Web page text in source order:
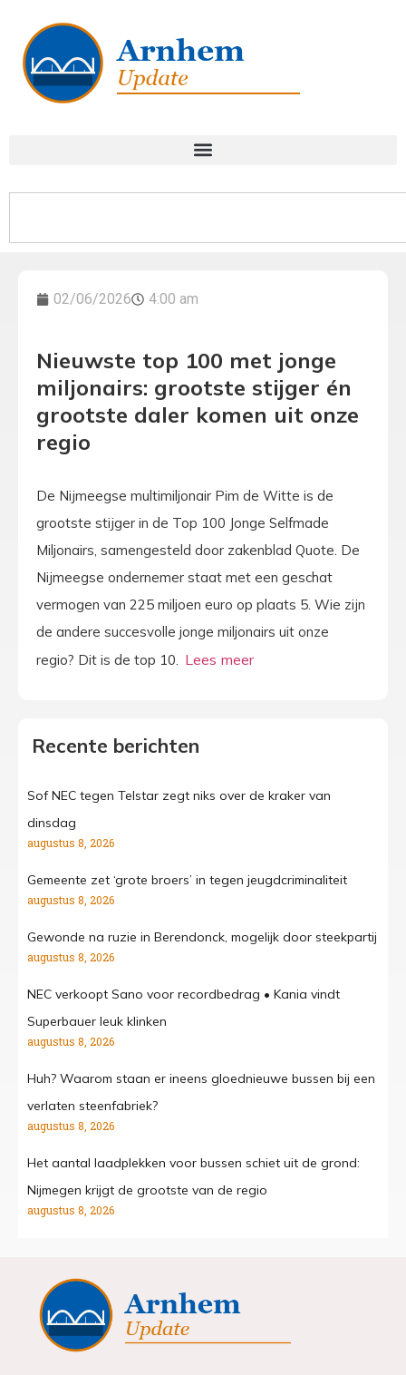
02/06/2026 4:00 am
Nieuwste top 100 met jonge
miljonairs: grootste stijger én
grootste daler komen uit onze
regio
De Nijmeegse multimiljonair Pim de Witte is de
grootste stijger in de Top 100 Jonge Selfmade
Miljonairs, samengesteld door zakenblad Quote. De
Nijmeegse ondernemer staat met een geschat
vermogen van 225 miljoen euro op plaats 5. Wie zijn
de andere succesvolle jonge miljonairs uit onze
regio? Dit is de top 10.
Recente berichten
Sof NEC tegen Telstar zegt niks over de kraker van
dinsdag
augustus 8, 2026
Gemeente zet ‘grote broers’ in tegen jeugdcriminaliteit
augustus 8, 2026
Gewonde na ruzie in Berendonck, mogelijk door steekpartij
augustus 8, 2026
NEC verkoopt Sano voor recordbedrag • Kania vindt
Superbauer leuk klinken
augustus 8, 2026
Huh? Waarom staan er ineens gloednieuwe bussen bij een
verlaten steenfabriek?
augustus 8, 2026
Het aantal laadplekken voor bussen schiet uit de grond:
Nijmegen krijgt de grootste van de regio
augustus 8, 2026